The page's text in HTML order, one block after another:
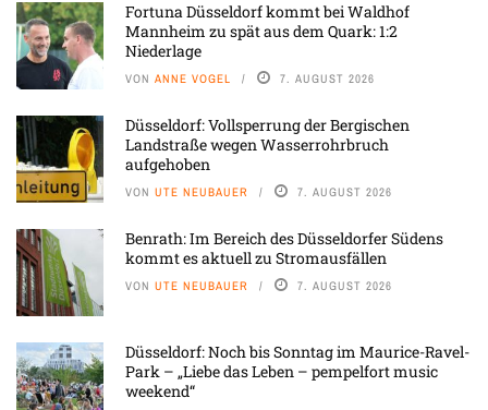
Fortuna Düsseldorf kommt bei Waldhof
Mannheim zu spät aus dem Quark: 1:2
Niederlage
VON ANNE VOGEL 7. AUGUST 2026
Düsseldorf: Vollsperrung der Bergischen
Landstraße wegen Wasserrohrbruch
aufgehoben
VON UTE NEUBAUER 7. AUGUST 2026
Benrath: Im Bereich des Düsseldorfer Südens
kommt es aktuell zu Stromausfällen
VON UTE NEUBAUER 7. AUGUST 2026
Düsseldorf: Noch bis Sonntag im Maurice-Ravel-
Park – „Liebe das Leben – pempelfort music
weekend“